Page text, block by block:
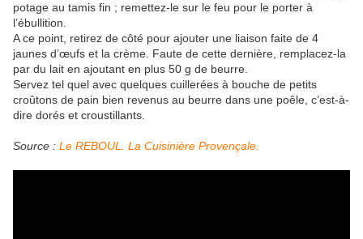
potage au tamis fin ; remettez-le sur le feu pour le porter à
l’ébullition.
A ce point, retirez de côté pour ajouter une liaison faite de 4
jaunes d’œufs et la crème. Faute de cette dernière, remplacez-la
par du lait en ajoutant en plus 50 g de beurre.
Servez tel quel avec quelques cuillerées à bouche de petits
croûtons de pain bien revenus au beurre dans une poêle, c’est-à-
dire dorés et croustillants.
Source : Le REBOUL. La Cuisinière Provençale.